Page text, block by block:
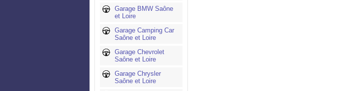
Garage BMW Saône
et Loire
Garage Camping Car
Saône et Loire
Garage Chevrolet
Saône et Loire
Garage Chrysler
Saône et Loire